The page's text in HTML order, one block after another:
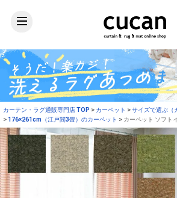
カーテン・ラグ通販専門店 TOP カーペット
サイズで選ぶ（
176×261cm（江戸間3畳）のカーペット
カーペット ソフト